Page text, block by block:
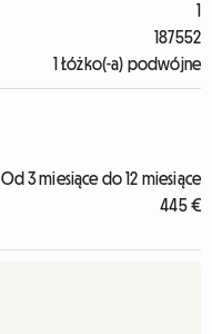
1
187552
1 Łóżko(-a) podwójne
Od 3 miesiące do 12 miesiące
445 €